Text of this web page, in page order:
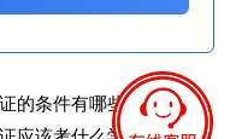
的条件有哪些呢？